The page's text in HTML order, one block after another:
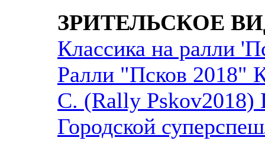
ЗРИТЕЛЬСКОЕ
Классика на ралли
Ралли "Псков 2018"
С. (Rally Pskov2018)
Городской